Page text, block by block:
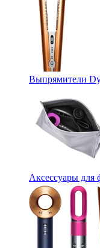
Выпрямители
Аксессуары для